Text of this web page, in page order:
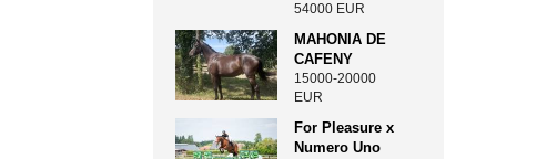
54000 EUR
MAHONIA DE
CAFENY
15000-20000
EUR
For Pleasure x
Numero Uno